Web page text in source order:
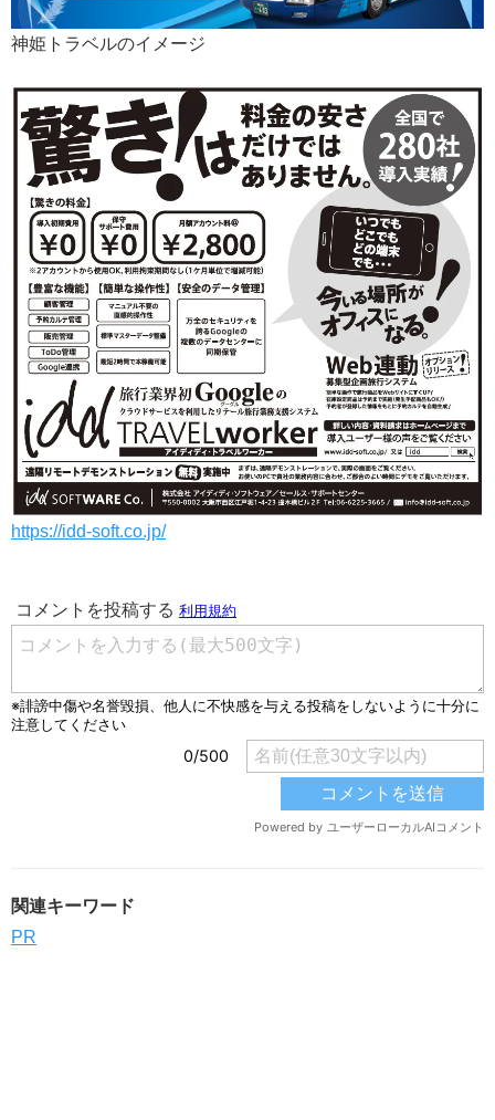
神姫トラベルのイメージ
https://idd-soft.co.jp/
関連キーワード
PR